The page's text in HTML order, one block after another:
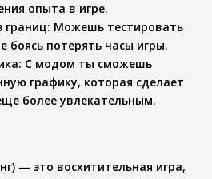
опыта в игре.
границ: Можешь тестировать
боясь потерять часы игры.
: С модом ты сможешь
графику, которая сделает
более увлекательным.
— это восхитительная игра,